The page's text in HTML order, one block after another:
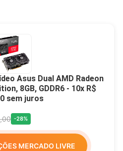
Asus Dual AMD Radeon
8GB, GDDR6 - 10x R$
sem juros
-28%
MERCADO LIVRE